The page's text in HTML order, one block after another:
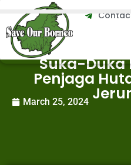
Suka-Duka
Penjaga
March 25, 2024